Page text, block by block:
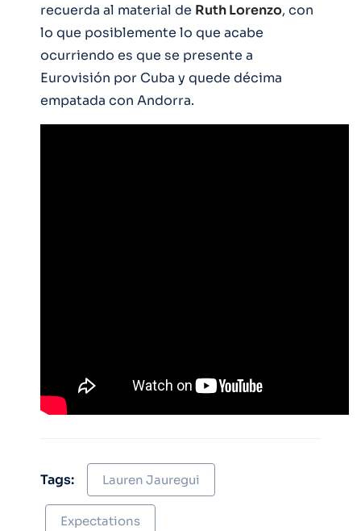
recuerda al material de Ruth Lorenzo, con
lo que posiblemente lo que acabe
ocurriendo es que se presente a
Eurovisión por Cuba y quede décima
empatada con Andorra.
Tags: Lauren Jauregui
Expectations